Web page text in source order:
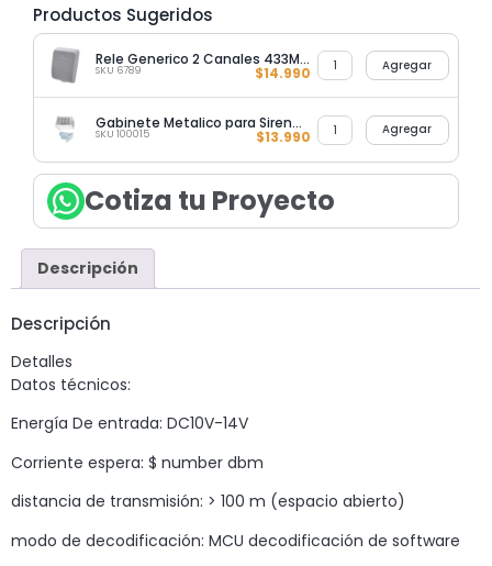
Productos Sugeridos
Rele Generico 2 Canales 433MHZ
SKU 6789 $14.990 Agregar
Gabinete Metalico para Sirena 30W Antivandalico
SKU 100015 $13.990 Agregar
Cotiza tu Proyecto
Descripción
Descripción
Detalles
Datos técnicos:
Energía De entrada: DC10V-14V
Corriente espera: $ number dbm
distancia de transmisión: > 100 m (espacio abierto)
modo de decodificación: MCU decodificación de software